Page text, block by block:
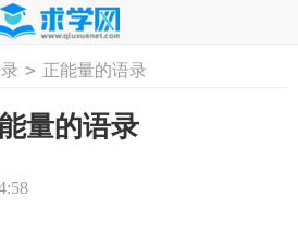
活动计划
> 正能量的语录
量的语录